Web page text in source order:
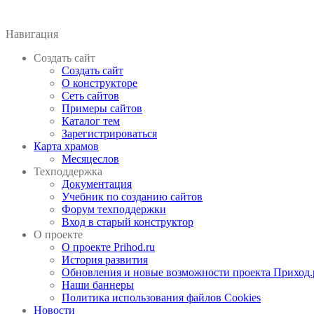
Навигация
Создать сайт
Создать сайт
О конструкторе
Сеть сайтов
Примеры сайтов
Каталог тем
Зарегистрироваться
Карта храмов
Месяцеслов
Техподдержка
Документация
Учебник по созданию сайтов
Форум техподдержки
Вход в старый конструктор
О проекте
О проекте Prihod.ru
История развития
Обновления и новые возможности проекта
Наши баннеры
Политика использования файлов Cookies
Новости